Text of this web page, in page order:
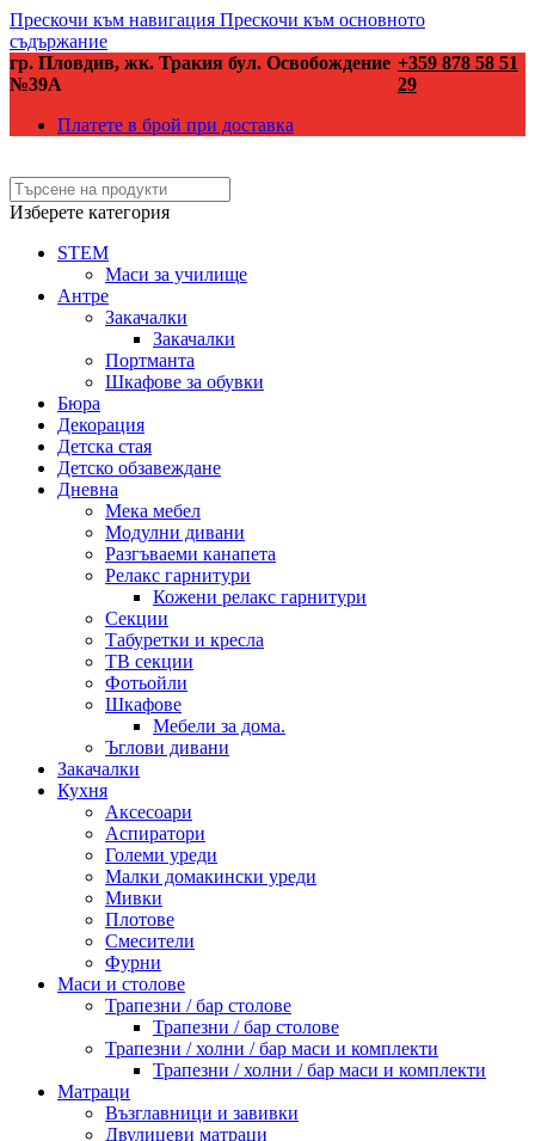
Прескочи към навигация Прескочи към основното
съдържание
гр. Пловдив, жк. Тракия бул. Освобождение
№39А
+359 878 58 51
29
Платете в брой при доставка
Изберете категория
STEM
Маси за училище
Антре
Закачалки
Закачалки
Портманта
Шкафове за обувки
Бюра
Декорация
Детска стая
Детско обзавеждане
Дневна
Мека мебел
Модулни дивани
Разгъваеми канапета
Релакс гарнитури
Кожени релакс гарнитури
Секции
Табуретки и кресла
ТВ секции
Фотьойли
Шкафове
Мебели за дома.
Ъглови дивани
Закачалки
Кухня
Аксесоари
Аспиратори
Големи уреди
Малки домакински уреди
Мивки
Плотове
Смесители
Фурни
Маси и столове
Трапезни / бар столове
Трапезни / бар столове
Трапезни / холни / бар маси и комплекти
Трапезни / холни / бар маси и комплекти
Матраци
Възглавници и завивки
Двулицеви матраци